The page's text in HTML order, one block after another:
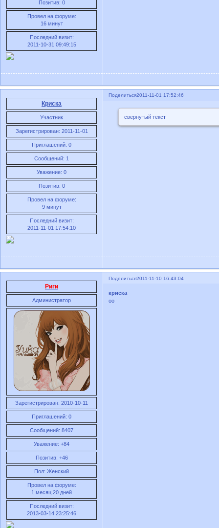
Позитив: 0
Провел на форуме:
16 минут
Последний визит:
2011-10-31 09:49:15
Поделиться2011-11-01 17:52:46
Криска
Участник
Зарегистрирован: 2011-11-01
Приглашений: 0
Сообщений: 1
Уважение: 0
Позитив: 0
Провел на форуме:
9 минут
Последний визит:
2011-11-01 17:54:10
свернутый текст
Поделиться2011-11-10 16:43:04
Риги
Администратор
Зарегистрирован: 2010-10-11
Приглашений: 0
Сообщений: 8407
Уважение: +84
Позитив: +46
Пол: Женский
Провел на форуме:
1 месяц 20 дней
Последний визит:
2013-03-14 23:25:46
криска
оо